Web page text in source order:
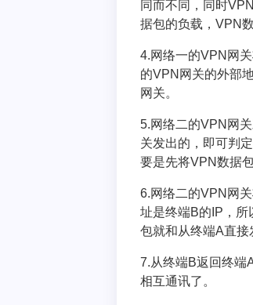
同而不同，同时
据包的负载，VPN
4.网络一的VPN网
的VPN网关的外部
网关。
5.网络二的VPN网
关发出的，即可判
要是先将VPN数据
6.网络二的VPN网
址是终端B的IP，
包就和从终端A直接
7.从终端B返回终端
相互通讯了。